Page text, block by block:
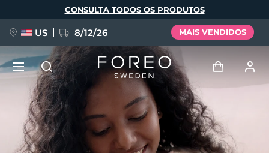
principal
CONSULTA TODOS OS PRODUTOS
US 8/12/26 MAIS VENDIDOS
Perfil de usuário
NOVIDADE
BREAKING NEWS
Idioma